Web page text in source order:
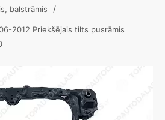
balstrāmis /
2012 Priekšējais tilts pusrāmis